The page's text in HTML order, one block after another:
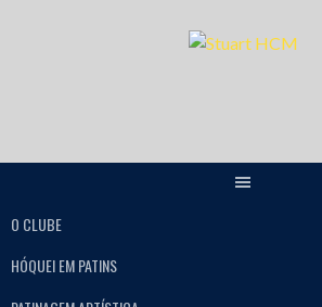
O CLUBE
HÓQUEI EM PATINS